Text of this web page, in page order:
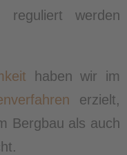
werden
haben wir im
erzielt,
Bergbau als auch